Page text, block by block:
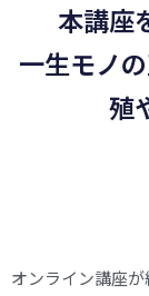
本講座
一生モノ
殖
オンライン講座